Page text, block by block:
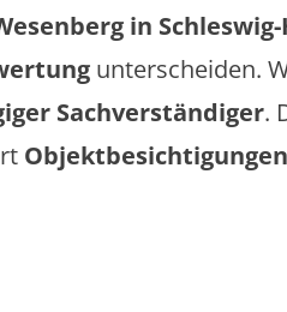
in
unterscheiden.
Sachverständiger.
Objektbesichtigungen